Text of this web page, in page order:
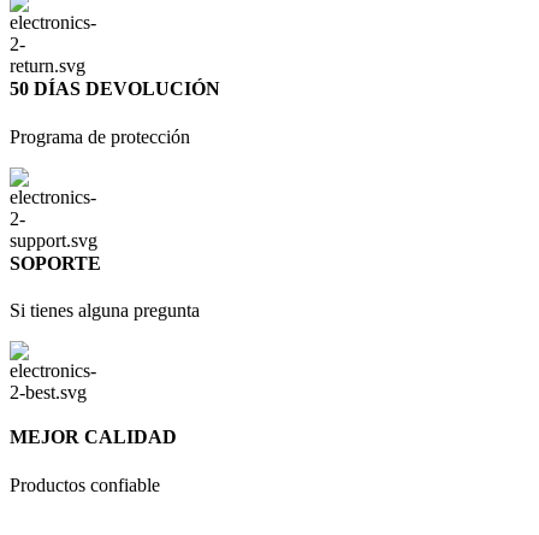
50 DÍAS DEVOLUCIÓN
Programa de protección
SOPORTE
Si tienes alguna pregunta
MEJOR CALIDAD
Productos confiable